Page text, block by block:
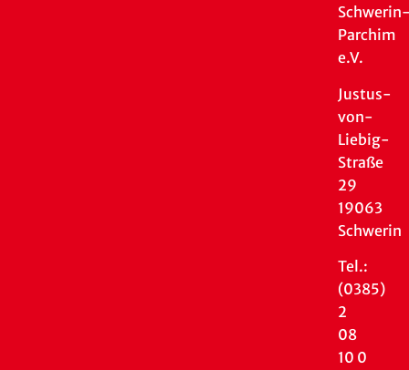
Parchim
e.V.
Justus-
von-
Liebig-
Straße
29
19063
Schwerin
Tel.:
(0385)
2
08
10 0